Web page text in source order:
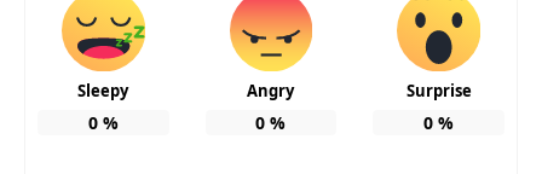
Sleepy
0%
Angry
0 %
Surprise
0 %